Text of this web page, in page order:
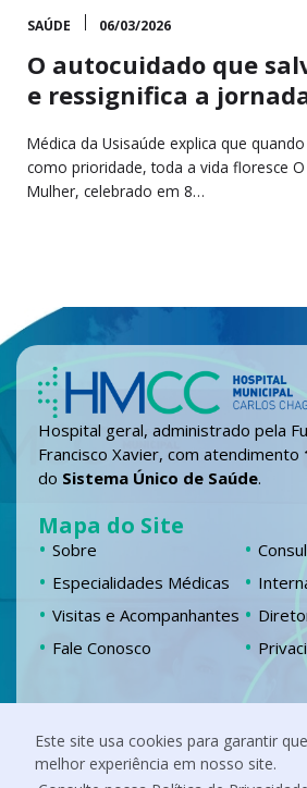
Este site usa cookies para garantir
melhor experiência em nosso site.
SAÚDE 06/03/2026
O autocuidado que
e ressignifica a
Médica da Usisaúde explica que
como prioridade, toda a vida floresce
Mulher, celebrado em 8…
Hospital geral, administrado pela
Francisco Xavier, com atendimento
do Sistema Único de Saúde.
Mapa do Site
Sobre
Especialidades Médicas
Visitas e Acompanhantes
Fale Conosco
Chácara Fernando Jardim,
Itabira – MG